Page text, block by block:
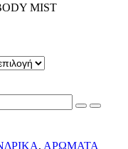
MIST
, ΑΡΩΜΑΤΑ